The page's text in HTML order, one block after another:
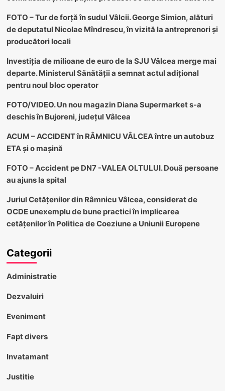
FOTO – Tur de forță în sudul Vâlcii. George Simion, alături
de deputatul Nicolae Mîndrescu, în vizită la antreprenori și
producători locali
Investiția de milioane de euro de la SJU Vâlcea merge mai
departe. Ministerul Sănătății a semnat actul adițional
pentru noul bloc operator
FOTO/VIDEO. Un nou magazin Diana Supermarket s-a
deschis în Bujoreni, județul Vâlcea
ACUM – ACCIDENT în RÂMNICU VÂLCEA între un autobuz
ETA și o mașină
FOTO – Accident pe DN7 -VALEA OLTULUI. Două persoane
au ajuns la spital
Juriul Cetățenilor din Râmnicu Vâlcea, considerat de
OCDE unexemplu de bune practici în implicarea
cetățenilor în Politica de Coeziune a Uniunii Europene
Categorii
Administratie
Dezvaluiri
Eveniment
Fapt divers
Invatamant
Justitie